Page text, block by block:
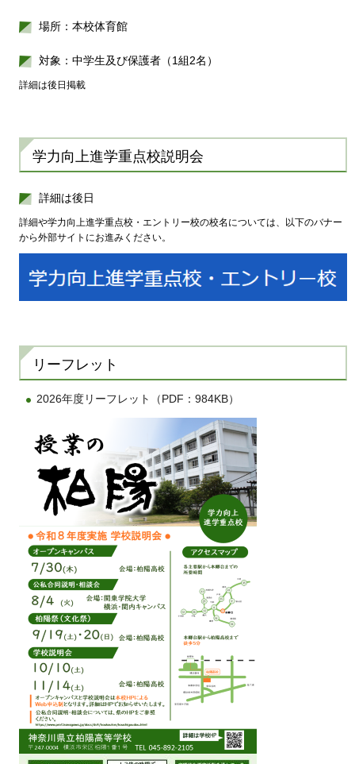
場所：本校体育館
対象：中学生及び保護者（1組2名）
詳細は後日掲載
学力向上進学重点校説明会
詳細は後日
詳細や学力向上進学重点校・エントリー校の校名については、以下のバナー
から外部サイトにお進みください。
リーフレット
2026年度リーフレット（PDF：984KB）